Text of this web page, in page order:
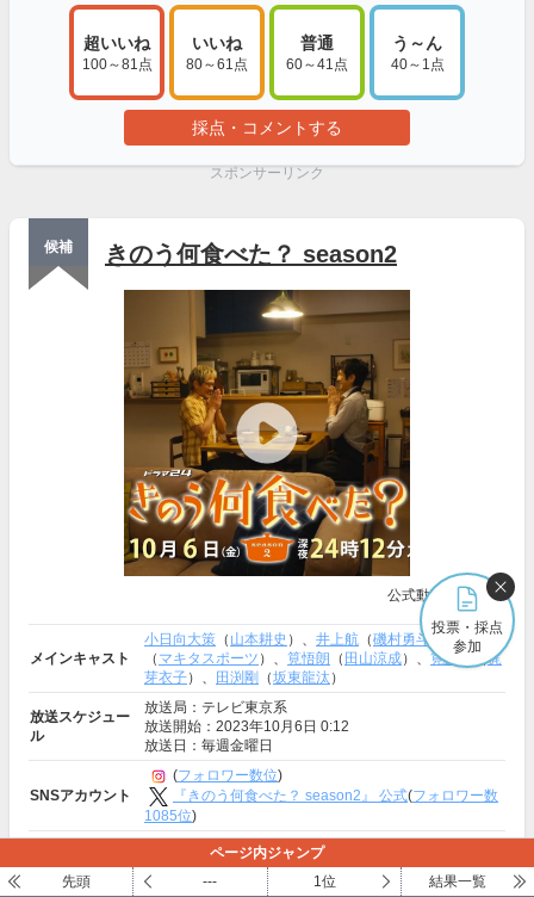
超いいね
100～81点
いいね
80～61点
普通
60～41点
う～ん
40～1点
採点・コメントする
スポンサーリンク
候補 きのう何食べた？ season2
公式動画: Youtube
メインキャスト
小日向大策 （ 山本耕史 ）、 井上航 （磯村勇斗 ）、三宅祐
（ マキタスポーツ ）、 筧悟朗 （ 田山涼成）、 筧久栄 （梶
芽衣子）、 田渕剛 （坂東龍汰 ）
放送スケジュー
ル
放送局：テレビ東京系
放送開始：2023年10月6日 0:12
放送日：毎週金曜日
SNSアカウント
(フォロワー数位)
『きのう何食べた？ season2』 公式(フォロワー数
1085位)
投票・採点
参加
ページ内ジャンプ
先頭
--- 1位 結果一覧